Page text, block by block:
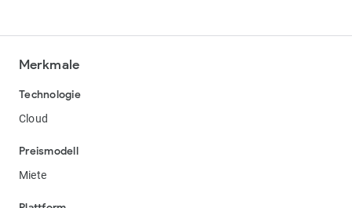
Merkmale
Technologie
Cloud
Preismodell
Miete